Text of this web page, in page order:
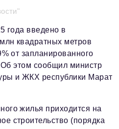
подписка
года введено в
квадратных метров
от запланированного
этом сообщил министр
и ЖКХ республики Марат
жилья приходится на
строительство (порядка